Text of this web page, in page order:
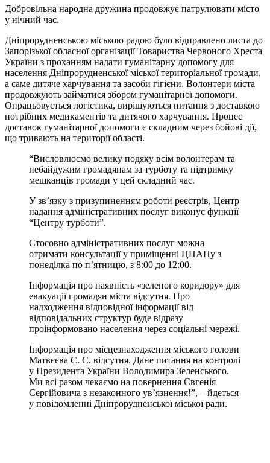
Добровільна народна дружина продовжує патрулювати місто
у нічний час.
Дніпрорудненською міською радою було відправлено листа до
Запорізької обласної організації Товариства Червоного Хреста
України з проханням надати гуманітарну допомогу для
населення Дніпрорудненської міської територіальної громади,
а саме дитяче харчування та засоби гігієни. Волонтери міста
продовжують займатися збором гуманітарної допомоги.
Опрацьовується логістика, вирішуються питання з доставкою
потрібних медикаментів та дитячого харчування. Процес
доставок гуманітарної допомоги є складним через бойові дії,
що тривають на території області.
“Висловлюємо велику подяку всім волонтерам та
небайдужим громадянам за турботу та підтримку
мешканців громади у цей складний час.
У зв’язку з призупиненням роботи реєстрів, Центр
надання адміністративних послуг виконує функції
“Центру турботи”.
Стосовно адміністративних послуг можна
отримати консультації у приміщенні ЦНАПу з
понеділка по п’ятницю, з 8:00 до 12:00.
Інформація про наявність «зеленого коридору» для
евакуації громадян міста відсутня. Про
надходження відповідної інформації від
відповідальних структур буде відразу
проінформовано населення через соціальні мережі.
Інформація про місцезнаходження міського голови
Матвєєва Є. С. відсутня. Дане питання на контролі
у Президента України Володимира Зеленського.
Ми всі разом чекаємо на повернення Євгенія
Сергійовича з незаконного ув’язнення!”, – йдеться
у повідомленні Дніпрорудненської міської ради.